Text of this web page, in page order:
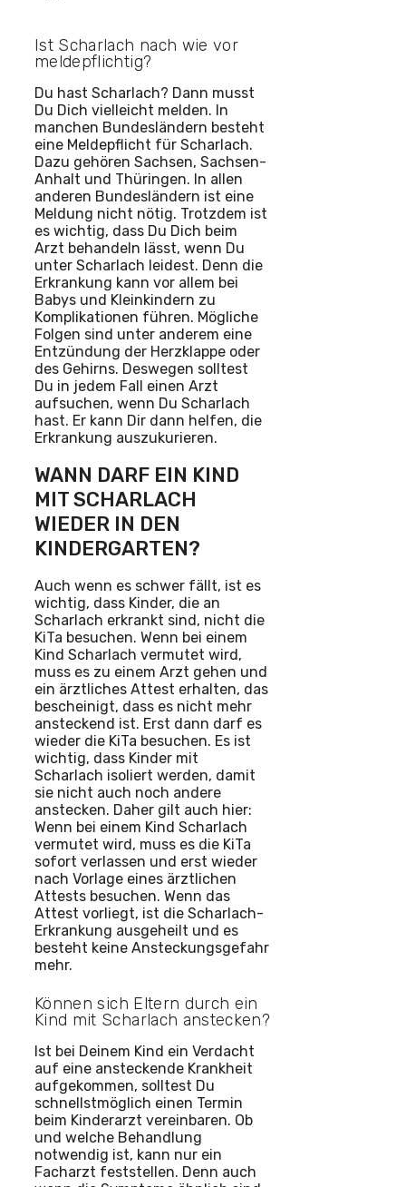
Ist Scharlach nach wie vor
meldepflichtig?
Du hast Scharlach? Dann musst
Du Dich vielleicht melden. In
manchen Bundesländern besteht
eine Meldepflicht für Scharlach.
Dazu gehören Sachsen, Sachsen-
Anhalt und Thüringen. In allen
anderen Bundesländern ist eine
Meldung nicht nötig. Trotzdem ist
es wichtig, dass Du Dich beim
Arzt behandeln lässt, wenn Du
unter Scharlach leidest. Denn die
Erkrankung kann vor allem bei
Babys und Kleinkindern zu
Komplikationen führen. Mögliche
Folgen sind unter anderem eine
Entzündung der Herzklappe oder
des Gehirns. Deswegen solltest
Du in jedem Fall einen Arzt
aufsuchen, wenn Du Scharlach
hast. Er kann Dir dann helfen, die
Erkrankung auszukurieren.
WANN DARF EIN KIND
MIT SCHARLACH
WIEDER IN DEN
KINDERGARTEN?
Auch wenn es schwer fällt, ist es
wichtig, dass Kinder, die an
Scharlach erkrankt sind, nicht die
KiTa besuchen. Wenn bei einem
Kind Scharlach vermutet wird,
muss es zu einem Arzt gehen und
ein ärztliches Attest erhalten, das
bescheinigt, dass es nicht mehr
ansteckend ist. Erst dann darf es
wieder die KiTa besuchen. Es ist
wichtig, dass Kinder mit
Scharlach isoliert werden, damit
sie nicht auch noch andere
anstecken. Daher gilt auch hier:
Wenn bei einem Kind Scharlach
vermutet wird, muss es die KiTa
sofort verlassen und erst wieder
nach Vorlage eines ärztlichen
Attests besuchen. Wenn das
Attest vorliegt, ist die Scharlach-
Erkrankung ausgeheilt und es
besteht keine Ansteckungsgefahr
mehr.
Können sich Eltern durch ein
Kind mit Scharlach anstecken?
Ist bei Deinem Kind ein Verdacht
auf eine ansteckende Krankheit
aufgekommen, solltest Du
schnellstmöglich einen Termin
beim Kinderarzt vereinbaren. Ob
und welche Behandlung
notwendig ist, kann nur ein
Facharzt feststellen. Denn auch